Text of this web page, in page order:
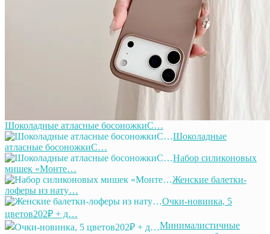
Шоколадные атласные босоножкиС…
Шоколадные
атласные босоножкиС…
Набор силиконовых
мишек «Монте…
Женские балетки-
лоферы из нату…
Очки-новинка, 5
цветов202₽ + д…
Минималистичные